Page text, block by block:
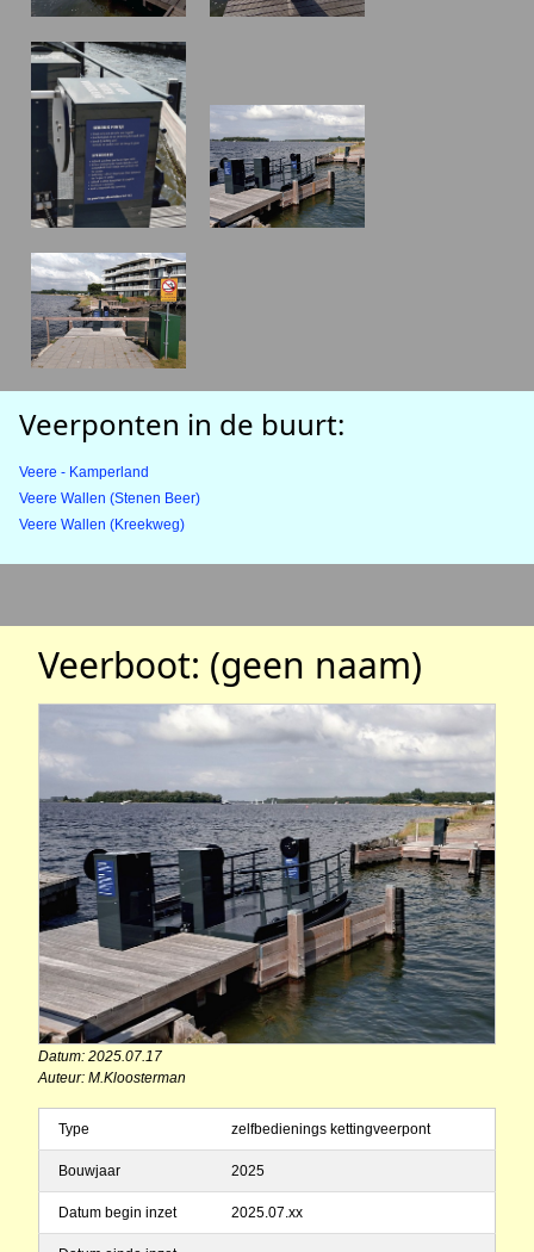
Veerponten in de buurt:
Veere - Kamperland
Veere Wallen (Stenen Beer)
Veere Wallen (Kreekweg)
Veerboot: (geen naam)
Datum: 2025.07.17
Auteur: M.Kloosterman
Type zelfbedienings kettingveerpont
Bouwjaar 2025
Datum begin inzet 2025.07.xx